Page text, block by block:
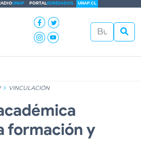
UNAP PORTALEGRESADOS UNAP.CL
VINCULACIÓN
formación y